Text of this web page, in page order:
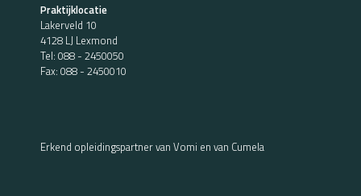
Praktijklocatie
Lakerveld 10
4128 LJ Lexmond
Tel: 088 - 2450050
Fax: 088 - 2450010
Erkend opleidingspartner van Vomi en van Cumela